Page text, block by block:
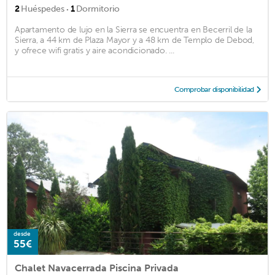
2Huéspedes · 1Dormitorio
Apartamento de lujo en la Sierra se encuentra en Becerril de la
Sierra, a 44 km de Plaza Mayor y a 48 km de Templo de Debod,
y ofrece wifi gratis y aire acondicionado. ...
Comprobar disponibilidad
desde
55€
Chalet Navacerrada Piscina Privada